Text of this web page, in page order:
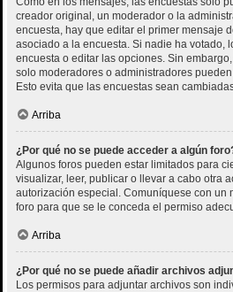
creador original, un moderador o la
encuesta, hay que editar el primer mensaje
asociado a la encuesta. Si nadie ha votado,
encuesta o editar las opciones. Sin
solo moderadores o administradores
Esto evita que las encuestas sean
Arriba
¿Por qué no se puede acceder a algún
Algunos foros pueden estar limitados para
visualizar, leer, publicar o llevar a cabo otra
autorización especial. Comuníquese con un
foro para que se le conceda el permiso
Arriba
¿Por qué no se puede añadir archivos
Los permisos para adjuntar archivos son